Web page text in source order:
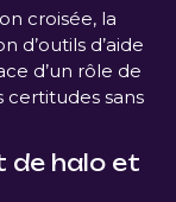
croisée, la
d’outils d’aide
d’un rôle de
certitudes sans
de halo et